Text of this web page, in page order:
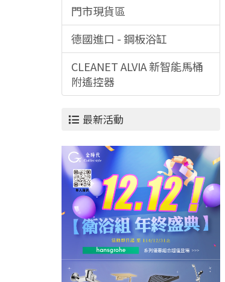
門市現貨區
德國進口 - 鋼板浴缸
CLEANET ALVIA 新智能馬桶
附遙控器
最新活動